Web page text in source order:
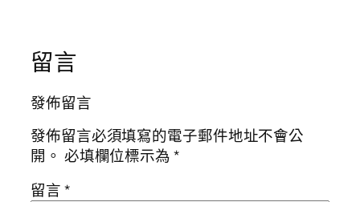
留言
發佈留言
發佈留言必須填寫的電子郵件地址不會公
開。 必填欄位標示為*
留言*